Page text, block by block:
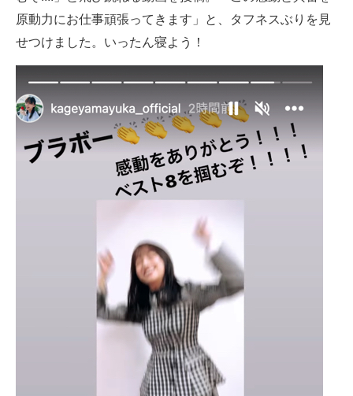
原動力にお仕事頑張ってきます」と、タフネスぶりを見
せつけました。いったん寝よう！